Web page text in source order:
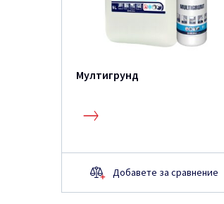
Мултигрунд
Добавете за сравнение